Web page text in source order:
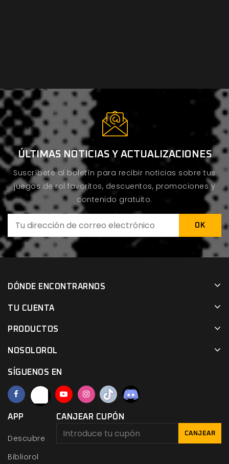
ÚLTIMAS NOTICIAS Y ACTUALIZACIONES
Suscríbete al boletín para recibir noticias sobre tus
juegos de rol favoritos, descuentos, promociones y
contenido gratuito.
DÓNDE ENCONTRARNOS
TU CUENTA
PRODUCTOS
NOSOLOROL
SÍGUENOS EN
APP
Descubre
Bibliorol
CANJEAR CUPÓN
CANJEAR